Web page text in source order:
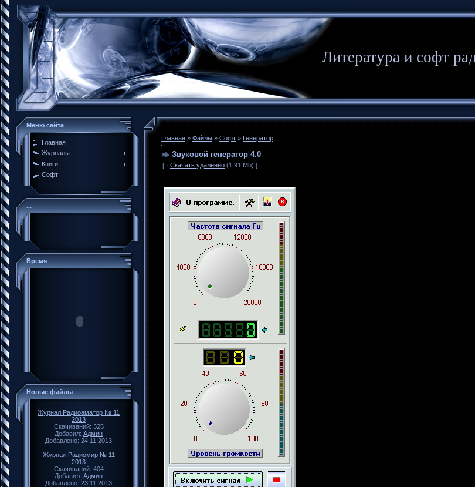
Литература и софт
Меню сайта
Главная
Журналы
Книги
Софт
...
Время
Новые файлы
Журнал Радиоаматор № 11
2013
Скачиваний: 325
Добавил: Админ
Добавлено: 24.11.2013
Журнал Радиомир № 11
2013
Скачиваний: 404
Добавил: Админ
Добавлено: 23.11.2013
Главная » Файлы » Софт » Генератор
Звуковой генератор 4.0
[ · Скачать удаленно (1.91 Mb) ]